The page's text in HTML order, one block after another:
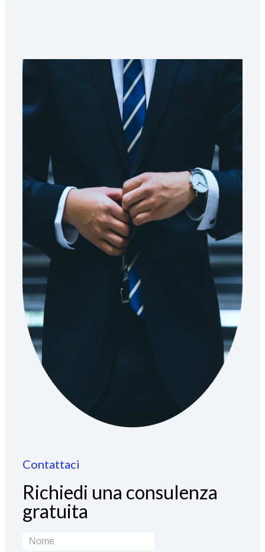
Contattaci
Richiedi una consulenza
gratuita